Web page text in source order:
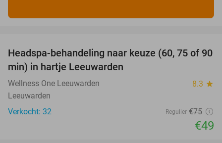
35%
Headspa-behandeling naar keuze (60, 75 of 90
min) in hartje Leeuwarden
Wellness One Leeuwarden 8.3 star
Leeuwarden
Verkocht: 32
Regulier €75
€49